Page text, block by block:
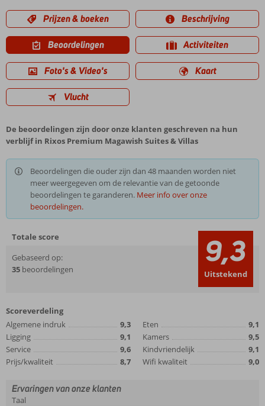
Prijzen & boeken Beschrijving
Beoordelingen Activiteiten
Foto's & Video's Kaart
Vlucht
De beoordelingen zijn door onze klanten geschreven na hun
verblijf in Rixos Premium Magawish Suites & Villas
Beoordelingen die ouder zijn dan 48 maanden worden niet
meer weergegeven om de relevantie van de getoonde
beoordelingen te garanderen. Meer info over onze
beoordelingen.
Totale score
Gebaseerd op:
35 beoordelingen 9,3
Uitstekend
Scoreverdeling
Algemene indruk
9,3
Ligging
9,1
Service
9,6
Prijs/kwaliteit
8,7
Eten
9,1
Kamers
9,5
Kindvriendelijk
9,1
Wifi kwaliteit
9,0
Ervaringen van onze klanten
Taal